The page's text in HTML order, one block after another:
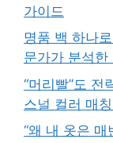
가이드
명품 백 하나
문가가 분석
“머리빨”도 전
스널 컬러 매
“왜 내 옷은 매